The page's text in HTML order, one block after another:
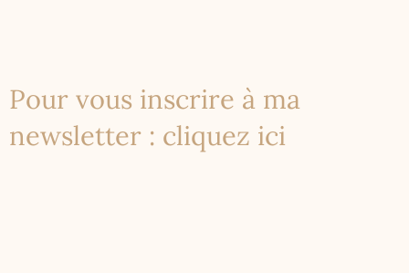
Pour vous inscrire à ma
newsletter : cliquez ici